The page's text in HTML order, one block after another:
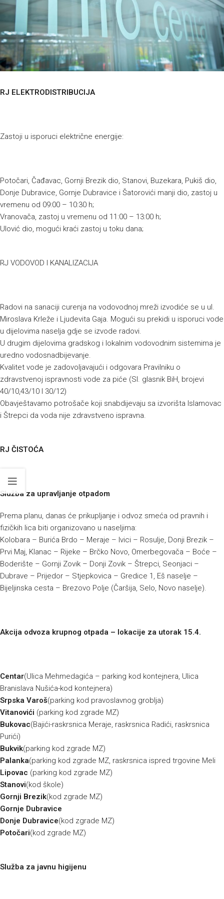
RJ ELEKTRODISTRIBUCIJA
Zastoji u isporuci električne energije:
Potočari, Čađavac, Gornji Brezik dio, Stanovi, Buzekara, Pukiš dio,
Donje Dubravice, Gornje Dubravice i Šatorovići manji dio, zastoj u
vremenu od 09:00 – 10:30 h;
Vranovača, zastoj u vremenu od 11:00 – 13:00 h;
Ulović dio, mogući kraći zastoj u toku dana;
RJ VODOVOD I KANALIZACIJA
Radovi na sanaciji curenja na vodovodnoj mreži izvodiće se u ul.
Miroslava Krleže i Ljudevita Gaja. Mogući su prekidi u isporuci vode
u dijelovima naselja gdje se izvode radovi.
U drugim dijelovima gradskog i lokalnim vodovodnim sistemima je
uredno vodosnadbijevanje.
Kvalitet vode je zadovoljavajući i odgovara Pravilniku o
zdravstvenoj ispravnosti vode za piće (Sl. glasnik BiH, brojevi
40/10,43/10 I 30/12)
Obavještavamo potrošače koji snabdijevaju sa izvorišta Islamovac
i Štrepci da voda nije zdravstveno ispravna.
RJ ČISTOĆA
Služba za upravljanje otpadom
Prema planu, danas će prikupljanje i odvoz smeća od pravnih i
fizičkih lica biti organizovano u naseljima:
Kolobara – Burića Brdo – Meraje – Ivici – Rosulje, Donji Brezik –
Prvi Maj, Klanac – Rijeke – Brčko Novo, Omerbegovača – Boće –
Boderište – Gornji Zovik – Donji Zovik – Štrepci, Seonjaci –
Dubrave – Prijedor – Stjepkovica – Gredice 1, Eš naselje –
Bijeljinska cesta – Brezovo Polje (Čaršija, Selo, Novo naselje).
Akcija odvoza krupnog otpada – lokacije za utorak 15.4.
Centar(Ulica Mehmedagića – parking kod kontejnera, Ulica
Branislava Nušića-kod kontejnera)
Srpska Varoš(parking kod pravoslavnog groblja)
Vitanovići (parking kod zgrade MZ)
Bukovac(Bajići-raskrsnica Meraje, raskrsnica Radići, raskrsnica
Purići)
Bukvik(parking kod zgrade MZ)
Palanka(parking kod zgrade MZ, raskrsnica ispred trgovine Meli
Lipovac (parking kod zgrade MZ)
Stanovi(kod škole)
Gornji Brezik(kod zgrade MZ)
Gornje Dubravice
Donje Dubravice(kod zgrade MZ)
Potočari(kod zgrade MZ)
Služba za javnu higijenu